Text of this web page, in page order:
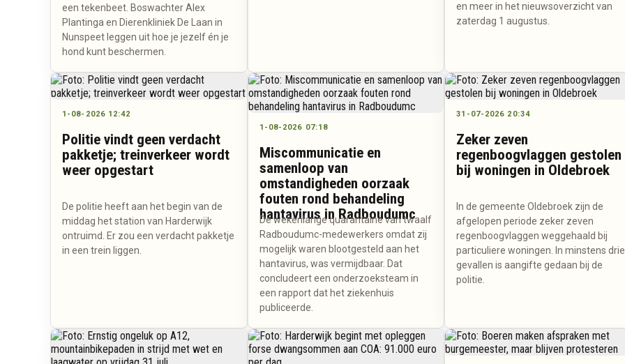
een tekenbeet. Boswachter Alex
Plantinga en Dierenkliniek De Laan in
Nunspeet leggen uit hoe je jezelf én je
hond kunt beschermen.
en meer in het nieuwsoverzicht van
zaterdag 1 augustus.
1-08-2026 12:42
Politie vindt geen verdacht
pakketje; treinverkeer wordt
weer opgestart
De politie heeft aan het begin van de
middag het station van Harderwijk
ontruimd. Er zou een verdacht pakketje
in een trein liggen.
1-08-2026 07:18
Miscommunicatie en
samenloop van
omstandigheden oorzaak
fouten rond behandeling
hantavirus in Radboudumc
De wekenlange quarantaine van twaalf
Radboudumc-medewerkers omdat zij
mogelijk waren blootgesteld aan het
hantavirus, was vermijdbaar. Dat
concludeert een onderzoeksteam in
een rapport dat het ziekenhuis
publiceerde.
31-07-2026 20:34
Zeker zeven
regenboogvlaggen gestolen
bij woningen in Oldebroek
In de gemeente Oldebroek zijn de
afgelopen periode zeker zeven
regenboogvlaggen weggehaald bij
particuliere woningen. In minstens drie
gevallen is aangifte gedaan bij de
politie.